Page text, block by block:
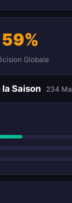
59%
Globale
Saison 234